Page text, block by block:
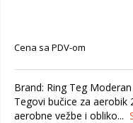
Cena sa PDV-om
Brand: Ring Teg
Tegovi bučice za aerobik
aerobne vežbe i obliko...